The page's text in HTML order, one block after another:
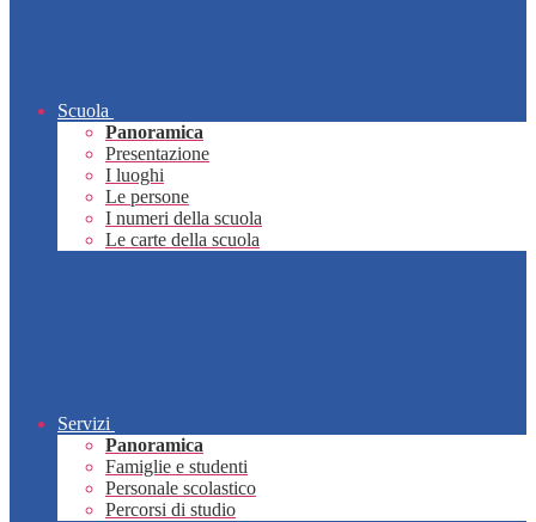
Scuola
Panoramica
Presentazione
I luoghi
Le persone
I numeri della scuola
Le carte della scuola
Servizi
Panoramica
Famiglie e studenti
Personale scolastico
Percorsi di studio